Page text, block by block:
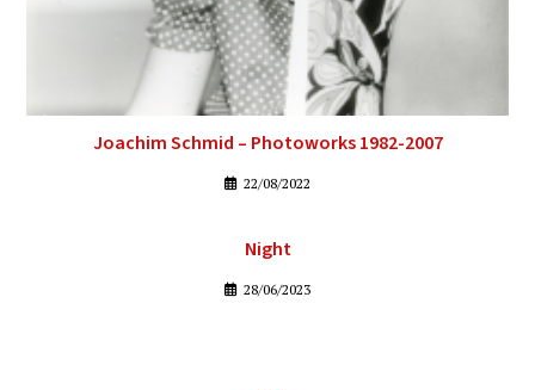
Joachim Schmid – Photoworks 1982-2007
22/08/2022
Night
28/06/2023